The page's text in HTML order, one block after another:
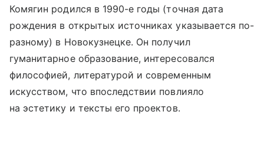
Комягин родился в 1990-е годы (точная дата
рождения в открытых источниках указывается по-
разному) в Новокузнецке. Он получил
гуманитарное образование, интересовался
философией, литературой и современным
искусством, что впоследствии повлияло
на эстетику и тексты его проектов.